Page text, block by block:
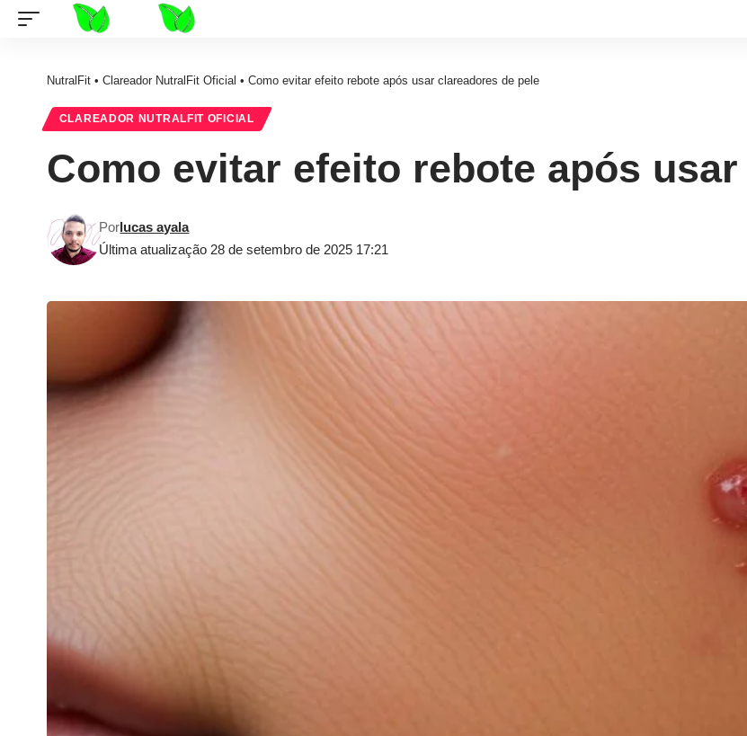
NutralFit • Clareador NutralFit Oficial • Como evitar efeito rebote após usar clareadores de pele
CLAREADOR NUTRALFIT OFICIAL
Como evitar efeito rebote após
Última atualização 28 de setembro de 2025 17:21
Porlucas ayala